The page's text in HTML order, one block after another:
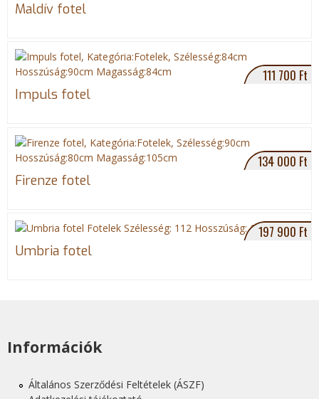
Maldív fotel
111 700 Ft
Impuls fotel
134 000 Ft
Firenze fotel
197 900 Ft
Umbria fotel
Információk
Általános Szerződési Feltételek (ÁSZF)